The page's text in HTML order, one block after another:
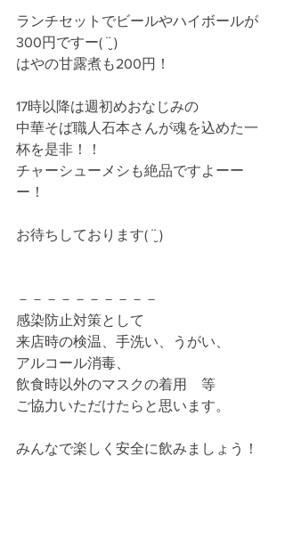
ランチセットでビールやハイボールが
300円ですー( ¨̮ )
はやの甘露煮も200円！
17時以降は週初めおなじみの
中華そば職人石本さんが魂を込めた一
杯を是非！！
チャーシューメシも絶品ですよーー
ー！
お待ちしております( ¨̮ )
－－－－－－－－－－
感染防止対策として
来店時の検温、手洗い、うがい、
アルコール消毒、
飲食時以外のマスクの着用　等
ご協力いただけたらと思います。
みんなで楽しく安全に飲みましょう！